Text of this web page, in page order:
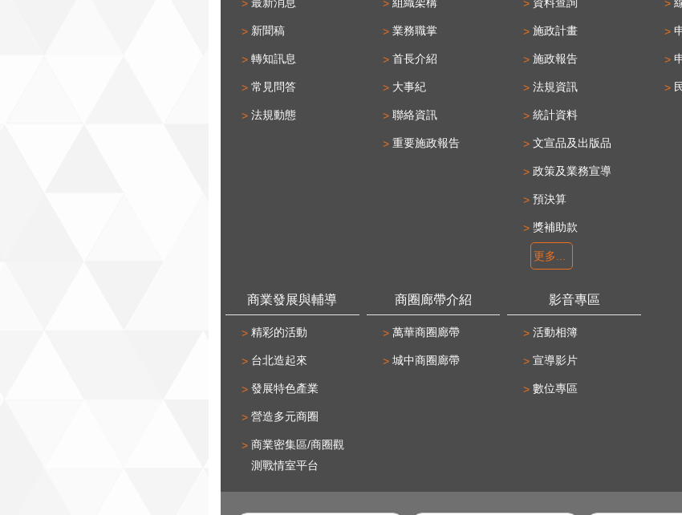
新聞稿
轉知訊息
常見問答
法規動態
業務職掌
首長介紹
大事紀
聯絡資訊
重要施政報告
施政計畫
施政報告
法規資訊
統計資料
文宣品及出版品
政策及業務宣導
預決算
獎補助款
更多...
商業發展與輔導
精彩的活動
台北造起來
發展特色產業
營造多元商圈
商業密集區/商圈觀
測戰情室平台
商圈廊帶介紹
萬華商圈廊帶
城中商圈廊帶
影音專區
活動相簿
宣導影片
數位專區